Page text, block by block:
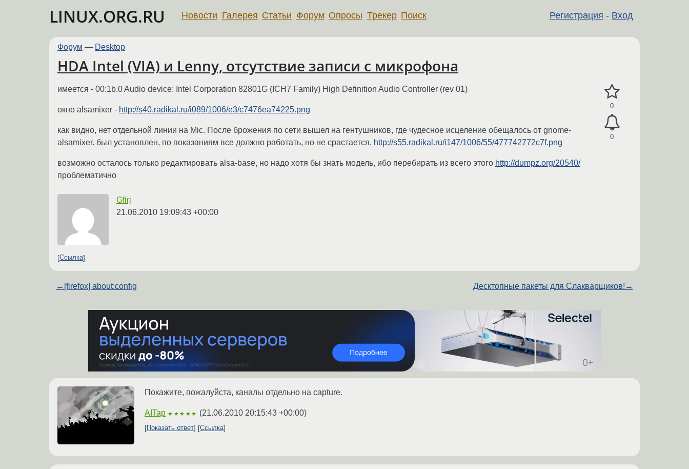
LINUX.ORG.RU Регистрация - Вход
Новости Галерея Статьи Форум Опросы Трекер Поиск
Форум — Desktop
HDA Intel (VIA) и Lenny, отсутствие записи с микрофона
0
0
имеется - 00:1b.0 Audio device: Intel Corporation 82801G (ICH7 Family) High Definition Audio Controller (rev 01)
окно alsamixer - http://s40.radikal.ru/i089/1006/e3/c7476ea74225.png
как видно, нет отдельной линии на Mic. После брожения по сети вышел на гентушников, где чудесное исцеление обещалось от gnome-
alsamixer. был установлен, по показаниям все должно работать, но не срастается, http://s55.radikal.ru/i147/1006/55/477742772c7f.png
возможно осталось только редактировать alsa-base, но надо хотя бы знать модель, ибо перебирать из всего этого http://dumpz.org/20540/
проблематично
Gfirj
21.06.2010 19:09:43 +00:00
Ссылка
← [firefox] about:config Десктопные пакеты для Слакварщиков! →
Покажите, пожалуйста, каналы отдельно на capture.
AITap ★★★★★ (21.06.2010 20:15:43 +00:00)
Показать ответ Ссылка